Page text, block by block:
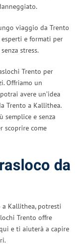
viaggio da Trento
e formati per
stress.
Trento per
Offriamo un
avere un’idea
Trento a Kallithea.
e senza
scoprire come
da
Kallithea, potresti
Trento offre
e ti aiuterà a capire